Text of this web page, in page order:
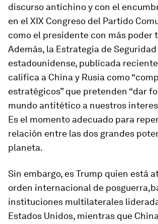
discurso antichino y con el
en el XIX Congreso del Partido
como el presidente con más poder
Además, la Estrategia de
estadounidense, publicada
califica a China y Rusia como
estratégicos” que pretenden “dar
mundo antitético a nuestros
Es el momento adecuado para
relación entre las dos grandes
planeta.
Sin embargo, es Trump quien está
orden internacional de
instituciones multilaterales
Estados Unidos, mientras que